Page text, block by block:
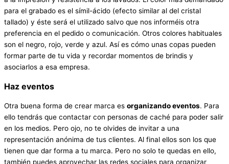
para el grabado es el símil-ácido (efecto similar al del cristal
tallado) y éste será el utilizado salvo que nos informéis otra
preferencia en el pedido o comunicación. Otros colores habituales
son el negro, rojo, verde y azul. Así es cómo unas copas pueden
formar parte de tu vida y recordar momentos de brindis y
asociarlos a esa empresa.
Haz eventos
Otra buena forma de crear marca es organizando eventos. Para
ello tendrás que contactar con personas de caché para poder salir
en los medios. Pero ojo, no te olvides de invitar a una
representación anónima de tus clientes. Al final ellos son los que
tienen que dar forma a tu marca. Pero no solo te quedas en ello,
también puedes aprovechar las redes sociales para organizar